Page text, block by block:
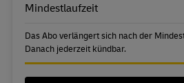
Mindestlaufzeit
Das Abo verlängert sich nach der
Danach jederzeit kündbar.